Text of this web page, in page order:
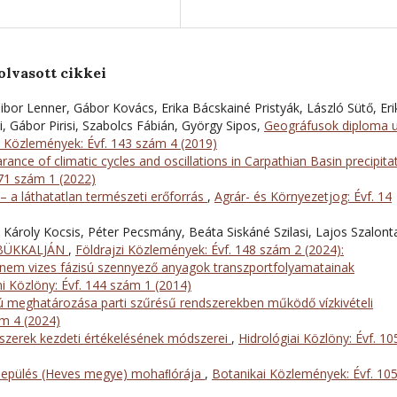
cikkei
Lenner, Gábor Kovács, Erika Bácskainé Pristyák, László Sütő,
Pirisi, Szabolcs Fábián, György Sipos, Geográfusok diploma
Évf. 143 szám 4 (2019)
of climatic cycles and oscillations in Carpathian Basin
szám 1 (2022)
a láthatatlan természeti erőforrás , Agrár- és Környezetjog: Évf. 14
Kocsis, Péter Pecsmány, Beáta Siskáné Szilasi, Lajos
, Földrajzi Közlemények: Évf. 148 szám 2 (2024):
vizes fázisú szennyező anyagok transzportfolyamatainak
Közlöny: Évf. 144 szám 1 (2014)
meghatározása parti szűrésű rendszerekben működő vízkivételi
4 (2024)
kezdeti értékelésének módszerei , Hidrológiai Közlöny: Évf.
(Heves megye) mohaﬂórája , Botanikai Közlemények: Évf. 105